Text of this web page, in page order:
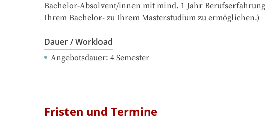
Bachelor-Absolvent/innen mit mind. 1 Jahr
Ihrem Bachelor- zu Ihrem Masterstudium zu ermöglichen.)
Dauer / Workload
Angebotsdauer: 4 Semester
Fristen und Termine